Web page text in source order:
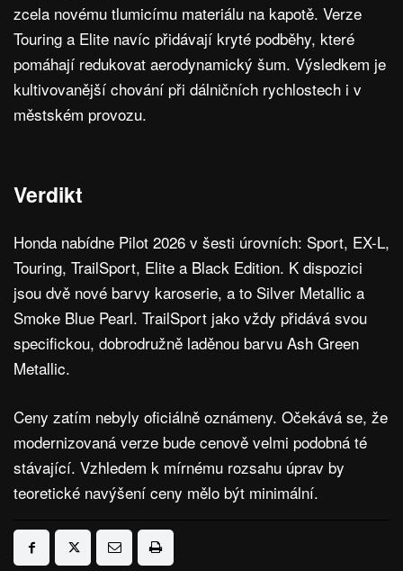
zcela novému tlumicímu materiálu na kapotě. Verze
Touring a Elite navíc přidávají kryté podběhy, které
pomáhají redukovat aerodynamický šum. Výsledkem je
kultivovanější chování při dálničních rychlostech i v
městském provozu.
Verdikt
Honda nabídne Pilot 2026 v šesti úrovních: Sport, EX-L,
Touring, TrailSport, Elite a Black Edition. K dispozici
jsou dvě nové barvy karoserie, a to Silver Metallic a
Smoke Blue Pearl. TrailSport jako vždy přidává svou
specifickou, dobrodružně laděnou barvu Ash Green
Metallic.
Ceny zatím nebyly oficiálně oznámeny. Očekává se, že
modernizovaná verze bude cenově velmi podobná té
stávající. Vzhledem k mírnému rozsahu úprav by
teoretické navýšení ceny mělo být minimální.